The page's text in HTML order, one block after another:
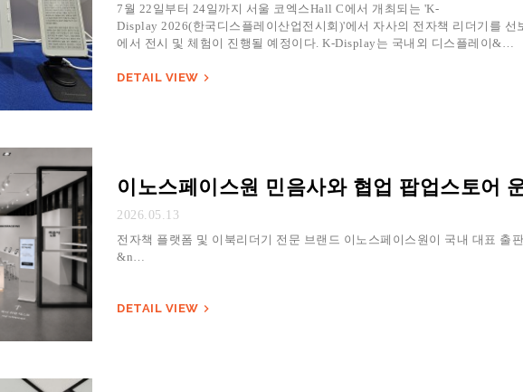
7월 22일부터 24일까지 서울 코엑스Hall C에서 개최되는 'K-
Display 2026(한국디스플레이산업전시회)'에서 자사의 전자책 리더기를
에서 전시 및 체험이 진행될 예정이다. K-Display는 국내외 디스플레이&…
DETAIL VIEW 
이노스페이스원 민음사와 협업 팝업스토어
2026.05.13
전자책 플랫폼 및 이북리더기 전문 브랜드 이노스페이스원이 국내 대표
&n…
DETAIL VIEW 